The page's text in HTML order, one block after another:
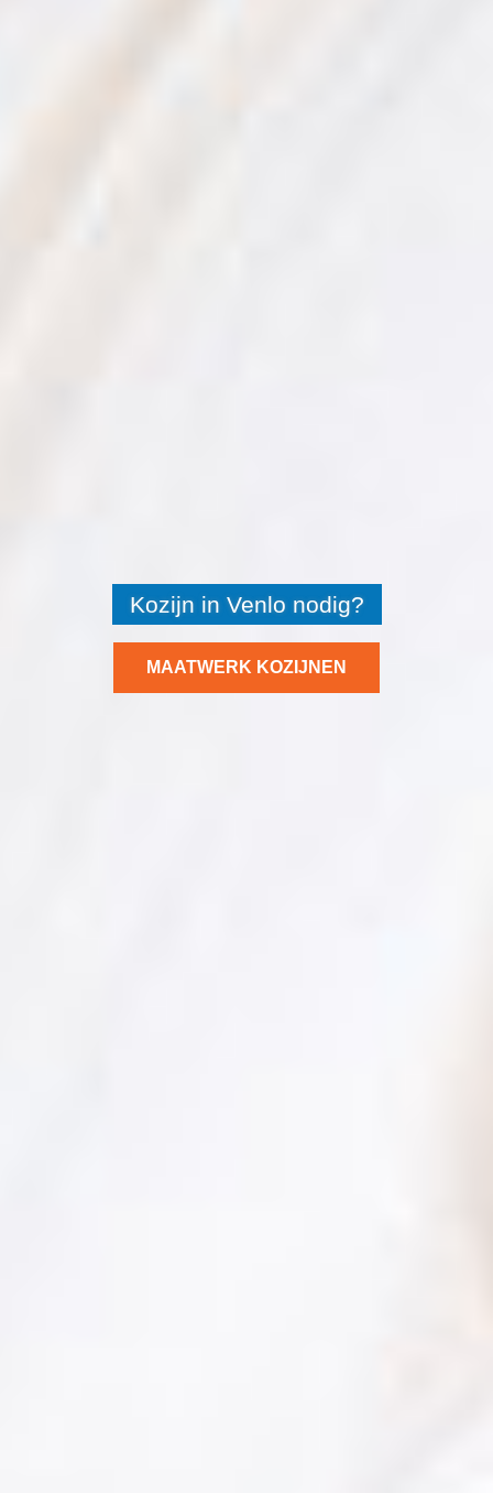
Kozijn in Venlo nodig?
MAATWERK KOZIJNEN